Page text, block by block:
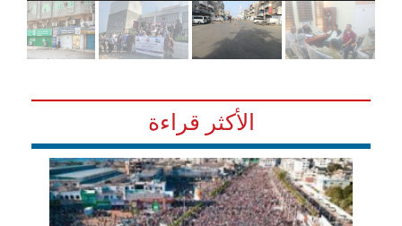
الأكثر قراءة